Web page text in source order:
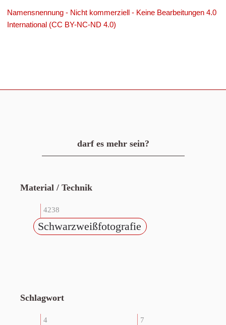
Namensnennung - Nicht kommerziell - Keine Bearbeitungen 4.0
International (CC BY-NC-ND 4.0)
darf es mehr sein?
Material / Technik
4238
Schwarzweißfotografie
Schlagwort
4 7